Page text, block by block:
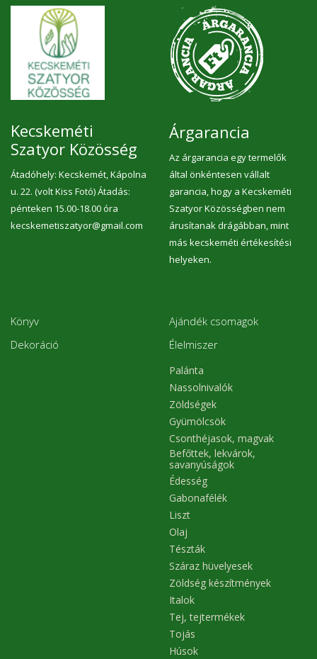
szempontból egészségesebb, mint az ipari
pékáru.
Kecskeméti
Szatyor Közösség
Átadóhely: Kecskemét, Kápolna
u. 22. (volt Kiss Fotó) Átadás:
pénteken 15.00-18.00 óra
kecskemetiszatyor@gmail.com
Árgarancia
Az árgarancia egy termelők
által önkéntesen vállalt
garancia, hogy a Kecskeméti
Szatyor Közösségben nem
árusítanak drágábban, mint
más kecskeméti értékesítési
helyeken.
Könyv
Dekoráció
Ajándék csomagok
Élelmiszer
Palánta
Nassolnivalók
Zöldségek
Gyümölcsök
Csonthéjasok, magvak
Befőttek, lekvárok,
savanyúságok
Édesség
Gabonafélék
Liszt
Olaj
Tészták
Száraz hüvelyesek
Zöldség készítmények
Italok
Tej, tejtermékek
Tojás
Húsok